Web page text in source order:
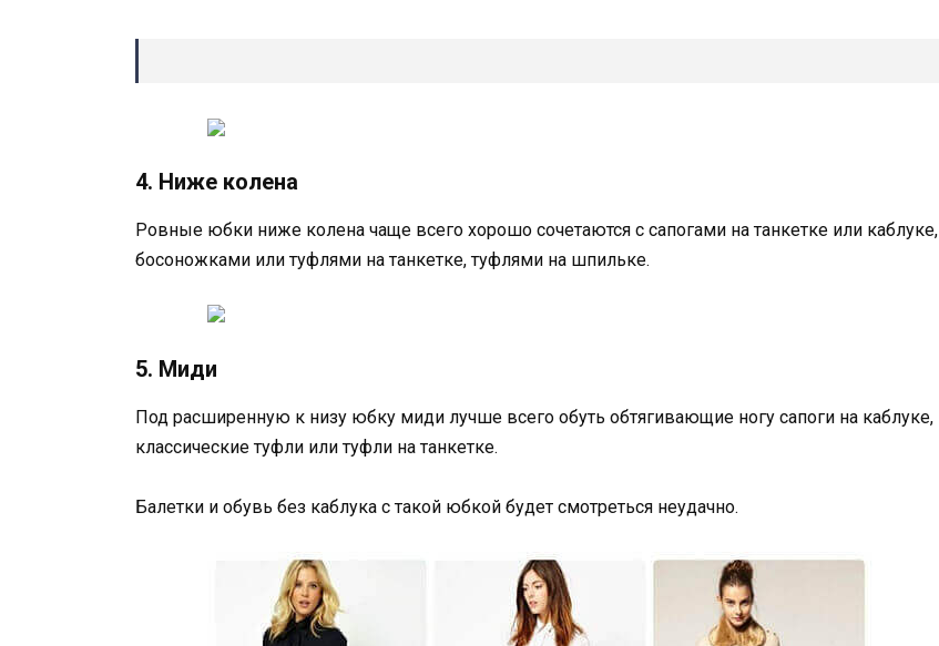
4. Ниже колена
Ровные юбки ниже колена чаще всего хорошо сочетаются с сапогами на танкетке или каблуке,
босоножками или туфлями на танкетке, туфлями на шпильке.
5. Миди
Под расширенную к низу юбку миди лучше всего обуть обтягивающие ногу сапоги на каблуке,
классические туфли или туфли на танкетке.
Балетки и обувь без каблука с такой юбкой будет смотреться неудачно.